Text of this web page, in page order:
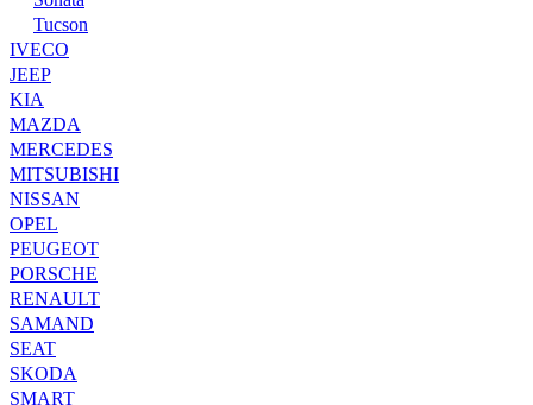
Tucson
IVECO
JEEP
KIA
MAZDA
MERCEDES
MITSUBISHI
NISSAN
OPEL
PEUGEOT
PORSCHE
RENAULT
SAMAND
SEAT
SKODA
SMART